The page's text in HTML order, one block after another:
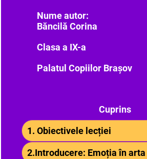
Nume autor:
Băncilă Corina
Clasa a IX-a
Palatul Copiilor Brașov
Cuprins
1. Obiectivele lecției
2.Introducere: Emoția în